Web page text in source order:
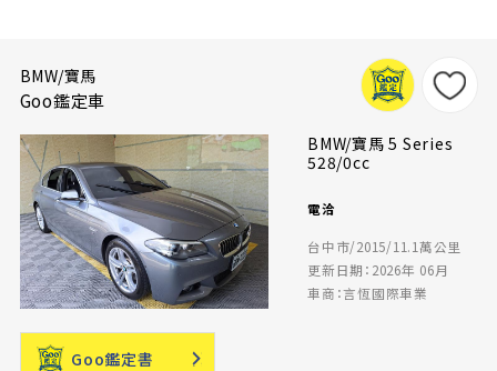
BMW/寶馬
Goo鑑定車
BMW/寶馬 5 Series
528/0cc
電洽
台中市/2015/11.1萬公里
更新日期：2026年 06月
車商：言恆國際車業
Goo鑑定書